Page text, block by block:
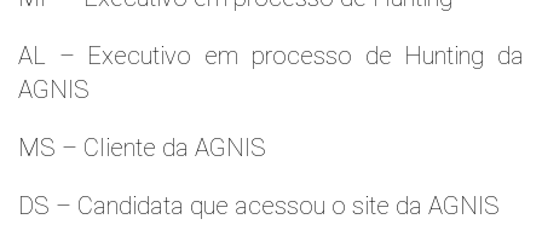
AL – Executivo em processo de Hunting da
AGNIS
MS – Cliente da AGNIS
DS – Candidata que acessou o site da AGNIS